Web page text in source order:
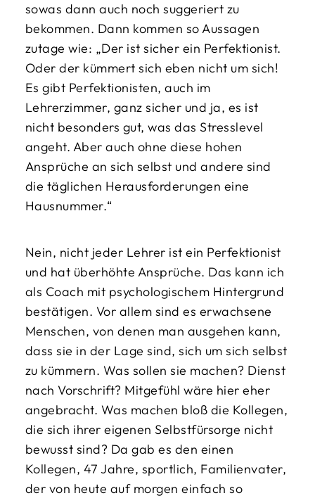
sowas dann auch noch suggeriert zu
bekommen. Dann kommen so Aussagen
zutage wie: „Der ist sicher ein Perfektionist.
Oder der kümmert sich eben nicht um sich!
Es gibt Perfektionisten, auch im
Lehrerzimmer, ganz sicher und ja, es ist
nicht besonders gut, was das Stresslevel
angeht. Aber auch ohne diese hohen
Ansprüche an sich selbst und andere sind
die täglichen Herausforderungen eine
Hausnummer.“
Nein, nicht jeder Lehrer ist ein Perfektionist
und hat überhöhte Ansprüche. Das kann ich
als Coach mit psychologischem Hintergrund
bestätigen. Vor allem sind es erwachsene
Menschen, von denen man ausgehen kann,
dass sie in der Lage sind, sich um sich selbst
zu kümmern. Was sollen sie machen? Dienst
nach Vorschrift? Mitgefühl wäre hier eher
angebracht. Was machen bloß die Kollegen,
die sich ihrer eigenen Selbstfürsorge nicht
bewusst sind? Da gab es den einen
Kollegen, 47 Jahre, sportlich, Familienvater,
der von heute auf morgen einfach so